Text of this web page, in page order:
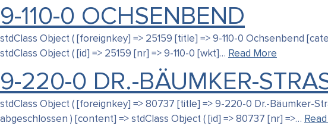
9-110-0 OCHSENBEND
stdClass Object ( [foreignkey] => 25159 [title] => 9-110-0 Ochsenbend
stdClass Object ( [id] => 25159 [nr] => 9-110-0 [wkt]… Read More
9-220-0 DR.-BÄUMKER-
stdClass Object ( [foreignkey] => 80737 [title] => 9-220-0 Dr.-Bäumker-
abgeschlossen ) [content] => stdClass Object ( [id] => 80737 [nr] =>…